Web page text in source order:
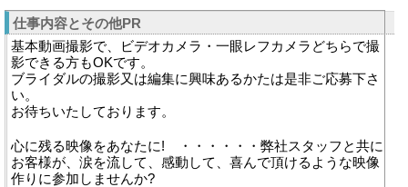
仕事内容とその他PR
基本動画撮影で、ビデオカメラ・一眼レフカメラどちらで撮
影できる方もOKです。
ブライダルの撮影又は編集に興味あるかたは是非ご応募下さ
い。
お待ちいたしております。
心に残る映像をあなたに! ・・・・・・弊社スタッフと共に
お客様が、涙を流して、感動して、喜んで頂けるような映像
作りに参加しませんか?